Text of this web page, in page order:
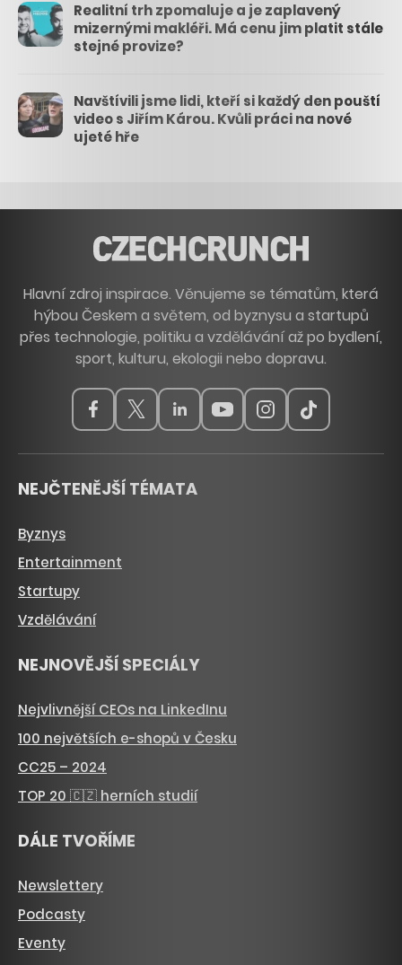
Realitní trh zpomaluje a je zaplavený
mizernými makléři. Má cenu jim platit stále
stejné provize?
Navštívili jsme lidi, kteří si každý den pouští
video s Jiřím Károu. Kvůli práci na nové
ujeté hře
Hlavní zdroj inspirace. Věnujeme se tématům, která
hýbou Českem a světem, od byznysu a startupů
přes technologie, politiku a vzdělávání až po bydlení,
sport, kulturu, ekologii nebo dopravu.
NEJČTENĚJŠÍ TÉMATA
Byznys
Entertainment
Startupy
Vzdělávání
NEJNOVĚJŠÍ SPECIÁLY
Nejvlivnější CEOs na LinkedInu
100 největších e-shopů v Česku
CC25 – 2024
TOP 20 🇨🇿 herních studií
DÁLE TVOŘÍME
Newslettery
Podcasty
Eventy